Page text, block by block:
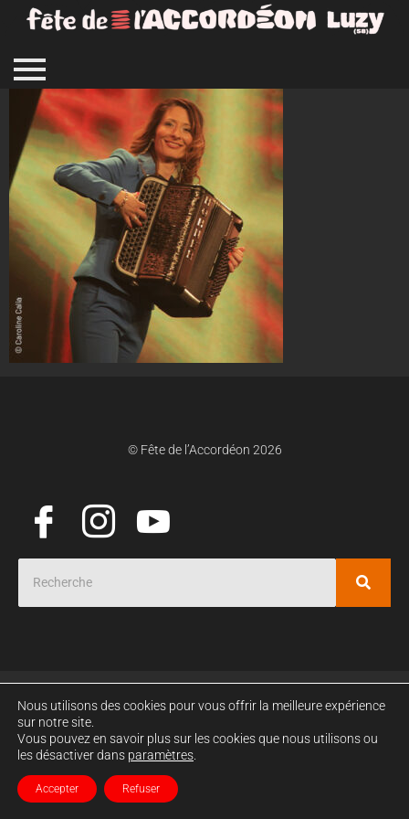
© Fête de l’Accordéon 2026
Nous utilisons des cookies pour vous offrir la meilleure expérience
sur notre site.
Vous pouvez en savoir plus sur les cookies que nous utilisons ou
les désactiver dans paramètres
Accepter Refuser